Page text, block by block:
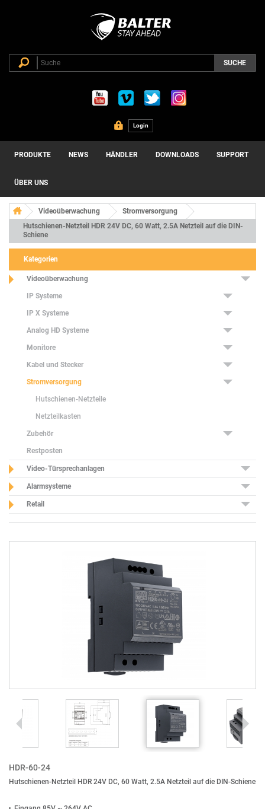
SUCHE
Login
PRODUKTE NEWS HÄNDLER DOWNLOADS SUPPORT
ÜBER UNS
Videoüberwachung
Stromversorgung
Hutschienen-Netzteil HDR 24V DC, 60 Watt, 2.5A Netzteil auf die DIN-
Schiene
Kategorien
Videoüberwachung
IP Systeme
IP X Systeme
Analog HD Systeme
Monitore
Kabel und Stecker
Stromversorgung
Hutschienen-Netzteile
Netzteilkasten
Zubehör
Restposten
Video-Türsprechanlagen
Alarmsysteme
Retail
HDR-60-24
Hutschienen-Netzteil HDR 24V DC, 60 Watt, 2.5A Netzteil auf die DIN-Schiene